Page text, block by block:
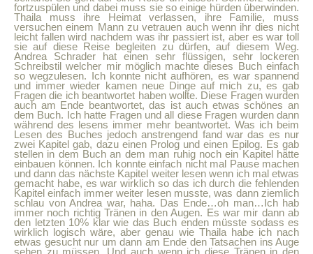
fortzuspülen und dabei muss sie so einige hürden überwinden.
Thaila muss ihre Heimat verlassen, ihre Familie, muss
versuchen einem Mann zu vetrauen auch wenn ihr dies nicht
leicht fallen wird nachdem was ihr passiert ist, aber es war toll
sie auf diese Reise begleiten zu dürfen, auf diesem Weg.
Andrea Schrader hat einen sehr flüssigen, sehr lockeren
Schreibstil welcher mir möglich machte dieses Buch einfach
so wegzulesen. Ich konnte nicht aufhören, es war spannend
und immer wieder kamen neue Dinge auf mich zu, es gab
Fragen die ich beantwortet haben wollte. Diese Fragen wurden
auch am Ende beantwortet, das ist auch etwas schönes an
dem Buch. Ich hatte Fragen und all diese Fragen wurden dann
während des lesens immer mehr beantwortet. Was ich beim
Lesen des Buches jedoch anstrengend fand war das es nur
zwei Kapitel gab, dazu einen Prolog und einen Epilog. Es gab
stellen in dem Buch an dem man ruhig noch ein Kapitel hätte
einbauen können. Ich konnte einfach nicht mal Pause machen
und dann das nächste Kapitel weiter lesen wenn ich mal etwas
gemacht habe, es war wirklich so das ich durch die fehlenden
Kapitel einfach immer weiter lesen musste, was dann ziemlich
schlau von Andrea war, haha. Das Ende…oh man…Ich hab
immer noch richtig Tränen in den Augen. Es war mir dann ab
den letzten 10% klar wie das Buch enden müsste sodass es
wirklich logisch wäre, aber genau wie Thaila habe ich nach
etwas gesucht nur um dann am Ende den Tatsachen ins Auge
sehen zu müssen. Und auch wenn ich diese Tränen in den